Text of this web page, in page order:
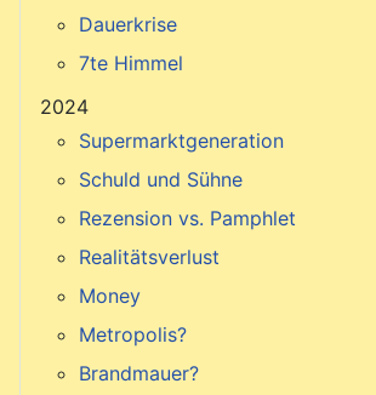
Dauerkrise
7te Himmel
2024
Supermarktgeneration
Schuld und Sühne
Rezension vs. Pamphlet
Realitätsverlust
Money
Metropolis?
Brandmauer?